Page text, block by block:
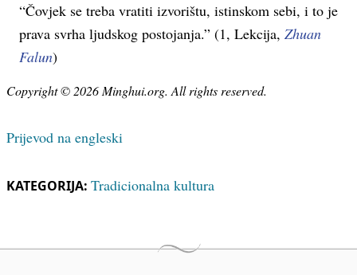
“Čovjek se treba vratiti izvorištu, istinskom sebi, i to je
prava svrha ljudskog postojanja.” (1, Lekcija, Zhuan
Falun)
Copyright © 2026 Minghui.org. All rights reserved.
Prijevod na engleski
KATEGORIJA: Tradicionalna kultura